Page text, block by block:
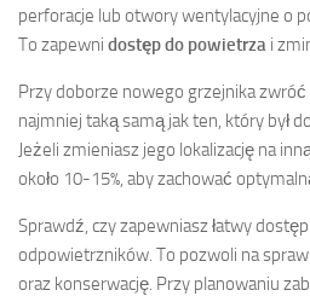
perforacje lub otwory wentylacyjne o
To zapewni dostęp do powietrza i
Przy doborze nowego grzejnika zwróć
najmniej taką samą jak ten, który był
Jeżeli zmieniasz jego lokalizację na
około 10-15%, aby zachować
Sprawdź, czy zapewniasz łatwy
odpowietrzników. To pozwoli na
oraz konserwację. Przy planowaniu